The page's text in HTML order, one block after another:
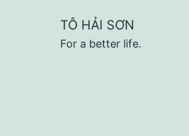
TÔ HẢI SƠN
For a better life.